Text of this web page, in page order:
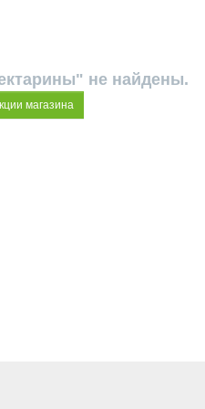
не найдены.
магазина